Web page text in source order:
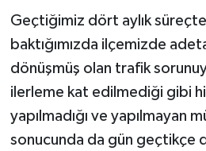
Geçtiğimiz dört aylık süreçte
baktığımızda ilçemizde
dönüşmüş olan trafik
ilerleme kat edilmediği gibi
yapılmadığı ve yapılmayan
sonucunda da gün geçtikçe